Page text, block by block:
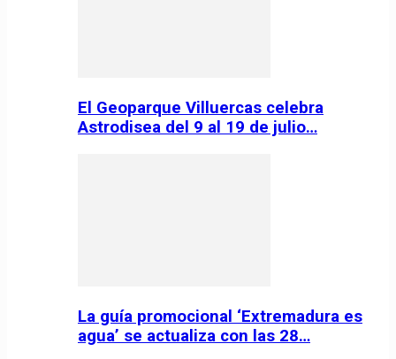
El Geoparque Villuercas celebra
Astrodisea del 9 al 19 de julio…
La guía promocional ‘Extremadura es
agua’ se actualiza con las 28…